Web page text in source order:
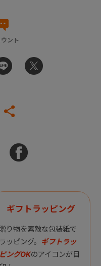
ント
ギフトラッピング
贈り物を素敵な包装紙で
ラッピング。 ギフトラッ
ピングOKのアイコンが目